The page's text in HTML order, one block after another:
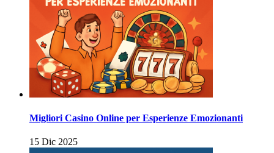
Migliori Casino Online per Esperienze Emozionanti
15 Dic 2025